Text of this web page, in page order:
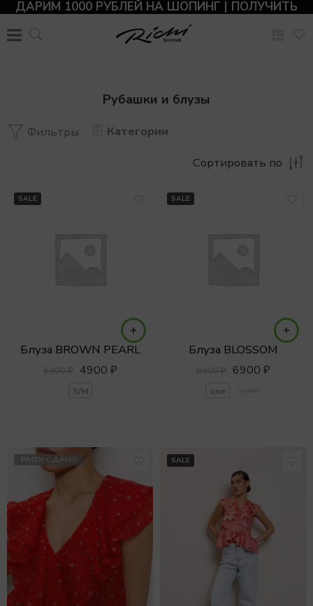
ДАРИМ 1000 РУБЛЕЙ НА ШОПИНГ | ПОЛУЧИТЬ
Рубашки и блузы
Фильтры
Категории
Сортировать по
SALE
Блуза BROWN PEARL
6900₽ 4900 ₽
S/M
SALE
Блуза BLOSSOM
8900₽ 6900 ₽
one
РАСПРОДАНО SALE